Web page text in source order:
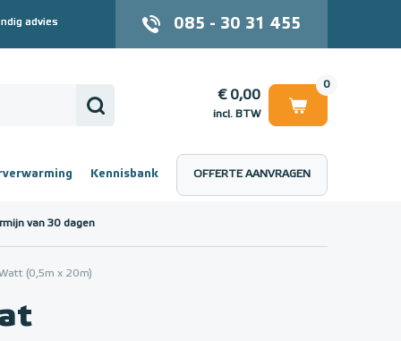
advies 085 - 30 31 455
0
€ 0,00
incl. BTW
€ 0,00
Kennisbank OFFERTE AANVRAGEN
van 30 dagen
(0,5m x 20m)